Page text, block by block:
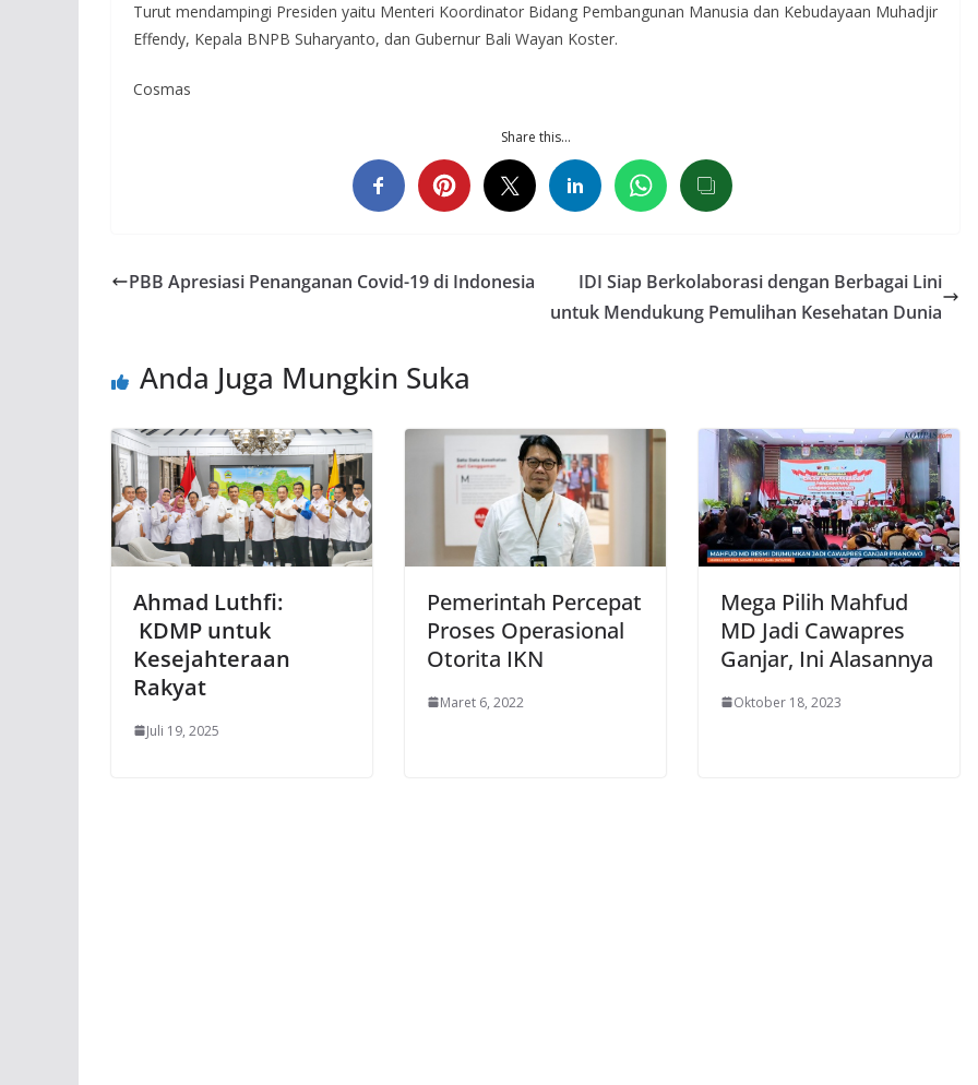
Turut mendampingi Presiden yaitu Menteri Koordinator Bidang Pembangunan Manusia dan Kebudayaan Muhadjir
Effendy, Kepala BNPB Suharyanto, dan Gubernur Bali Wayan Koster.
Cosmas
Share this…
PBB Apresiasi Penanganan Covid-19 di Indonesia
IDI Siap Berkolaborasi dengan Berbagai Lini
untuk Mendukung Pemulihan Kesehatan Dunia
Anda Juga Mungkin Suka
Ahmad Luthfi:
KDMP untuk
Kesejahteraan
Rakyat
Juli 19, 2025
Pemerintah Percepat
Proses Operasional
Otorita IKN
Maret 6, 2022
Mega Pilih Mahfud
MD Jadi Cawapres
Ganjar, Ini Alasannya
Oktober 18, 2023